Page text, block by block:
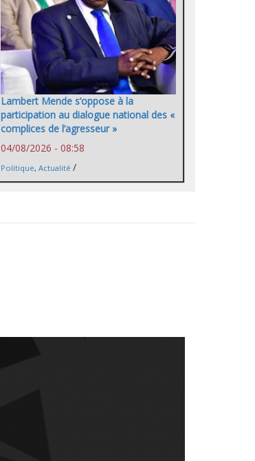
Lambert Mende s’oppose à la
participation au dialogue national des «
complices de l’agresseur »
04/08/2026 - 08:58
Politique, Actualité /